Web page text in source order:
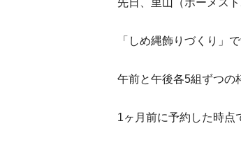
「しめ縄飾りづくり」で
午前と午後各5組ずつの
1ヶ月前に予約した時点